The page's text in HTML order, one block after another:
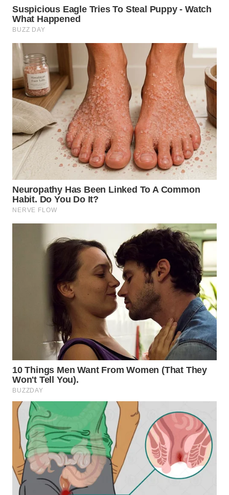
WN
KARAWANG
WN
BEKASI
WN
BOGOR
WN
DEPOK
WN
TAPANULI
UTARA
WN
KEPULAUAN
SERIBU
WN
TANGERANG
WN
BINJAI